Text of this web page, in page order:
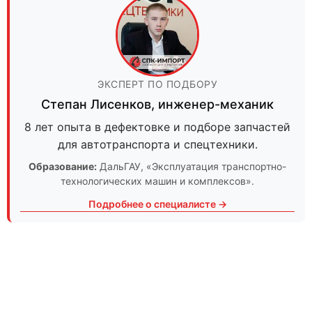
ЭКСПЕРТ ПО ПОДБОРУ
Степан Лисенков, инженер-механик
8 лет опыта в дефектовке и подборе запчастей
для автотранспорта и спецтехники.
Образование: ДальГАУ, «Эксплуатация транспортно-
технологических машин и комплексов».
Подробнее о специалисте →